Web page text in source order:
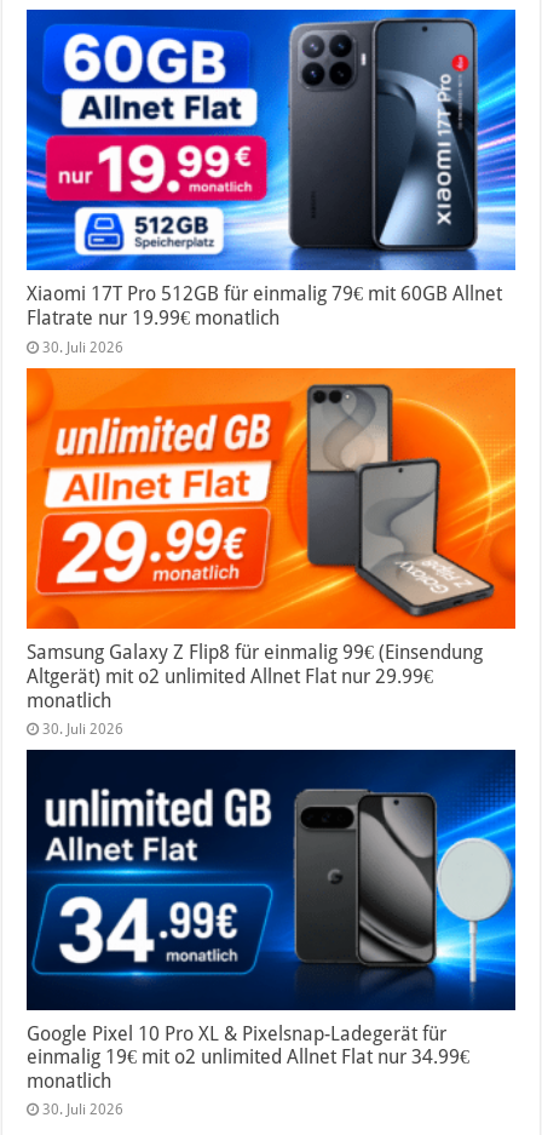
Xiaomi 17T Pro 512GB für einmalig 79€ mit 60GB Allnet
Flatrate nur 19.99€ monatlich
30. Juli 2026
Samsung Galaxy Z Flip8 für einmalig 99€ (Einsendung
Altgerät) mit o2 unlimited Allnet Flat nur 29.99€
monatlich
30. Juli 2026
Google Pixel 10 Pro XL & Pixelsnap-Ladegerät für
einmalig 19€ mit o2 unlimited Allnet Flat nur 34.99€
monatlich
30. Juli 2026